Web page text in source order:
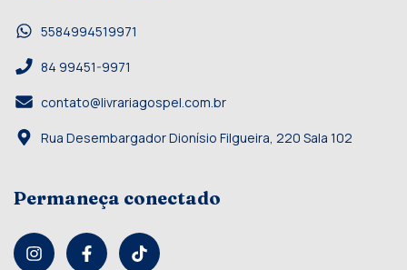
5584994519971
84 99451-9971
contato@livrariagospel.com.br
Rua Desembargador Dionísio Filgueira, 220 Sala 102
Permaneça conectado